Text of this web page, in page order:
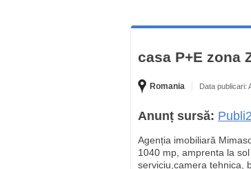
casa P+E zona
Romania Data publicari:
Anunț sursă:
Agenția imobiliară
1040 mp, amprenta la
serviciu,camera tehnica,